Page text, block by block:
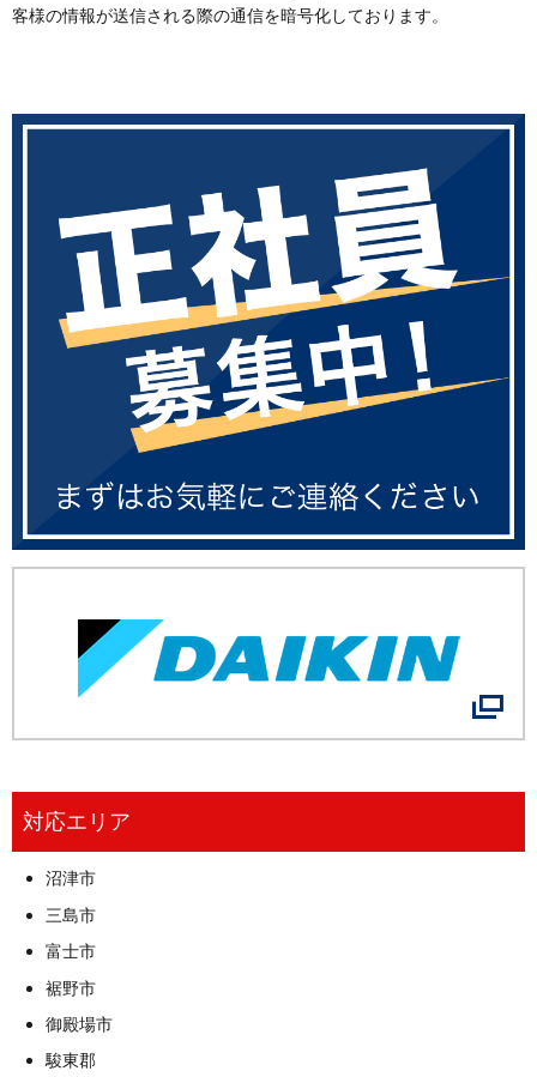
客様の情報が送信される際の通信を暗号化しております。
対応エリア
沼津市
三島市
富士市
裾野市
御殿場市
駿東郡